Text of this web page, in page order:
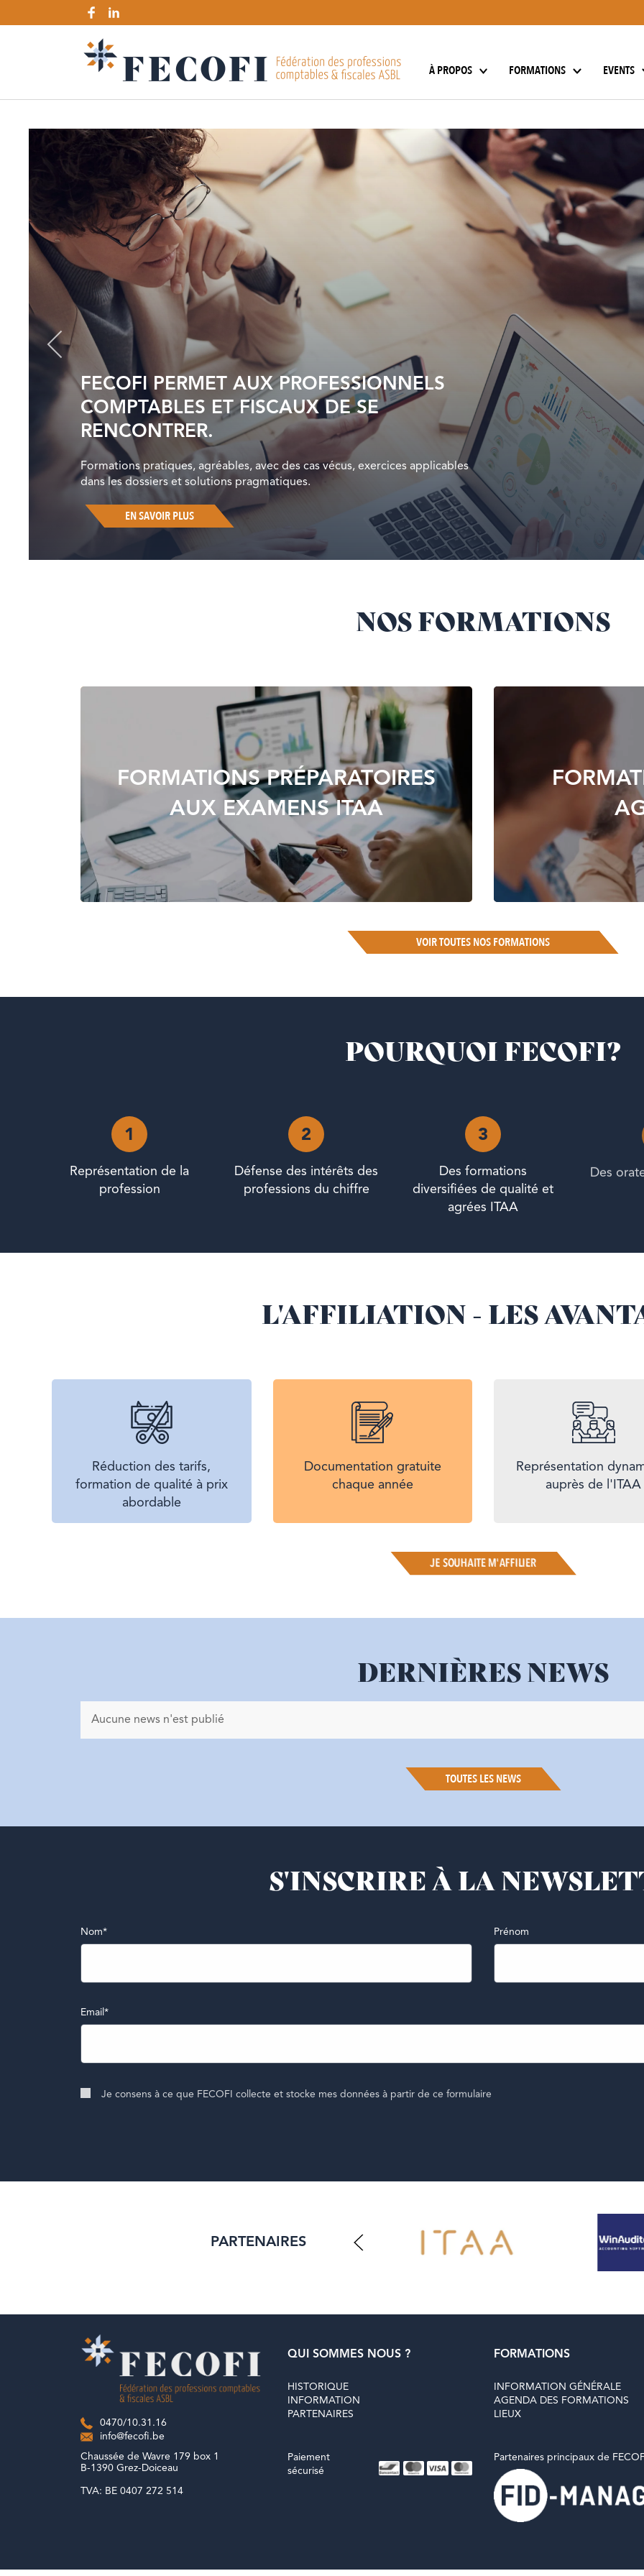
À PROPOS FORMATIONS EVENTS
FECOFI PERMET AUX PROFESSIONNELS
COMPTABLES ET FISCAUX DE SE
RENCONTRER.
Formations pratiques, agréables, avec des cas vécus, exercices applicables
dans les dossiers et solutions pragmatiques.
EN SAVOIR PLUS
NOS FORMATIONS
FORMATIONS PRÉPARATOIRES
AUX EXAMENS ITAA
VOIR TOUTES NOS FORMATIONS
POURQUOI FECOFI?
1
Représentation de la
profession
2
Défense des intérêts des
professions du chiffre
3
Des formations
diversifiées de qualité et
agrées ITAA
Des
L'AFFILIATION - LES
Réduction des tarifs,
formation de qualité à prix
abordable
Documentation gratuite
chaque année
Représentation
auprès de l'ITAA
JE SOUHAITE M'AFFILIER
DERNIÈRES NEWS
Aucune news n'est publié
TOUTES LES NEWS
S'INSCRIRE À LA
Nom Prénom
Email
Je consens à ce que FECOFI collecte et stocke mes données à partir de ce formulaire
PARTENAIRES
0470/10.31.16
info@fecofi.be
QUI SOMMES NOUS ?
HISTORIQUE
INFORMATION
PARTENAIRES
FORMATIONS
INFORMATION GÉNÉRALE
AGENDA DES FORMATIONS
LIEUX
Chaussée de Wavre 179 box 1
B-1390 Grez-Doiceau
TVA: BE 0407 272 514
Paiement
sécurisé
Partenaires principaux de